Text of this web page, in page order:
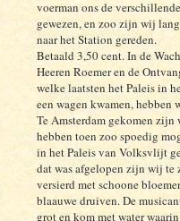
voerman ons de
gewezen, en zoo zijn wij
naar het Station gereden.
Betaald 3,50 cent. In de
Heeren Roemer en de
welke laatsten het Paleis in
een wagen kwamen,
Te Amsterdam gekomen zijn
hebben toen zoo spoedig
in het Paleis van Volksvlijt
dat was afgelopen zijn wij te
versierd met schoone
blaauwe druiven. De
grot en kom met water